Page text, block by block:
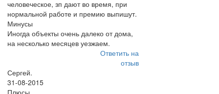
человеческое, зп дают во время, при
нормальной работе и премию выпишут.
Минусы
Иногда объекты очень далеко от дома,
на несколько месяцев уезжаем.
Ответить на
отзыв
Сергей.
31-08-2015
Плюсы